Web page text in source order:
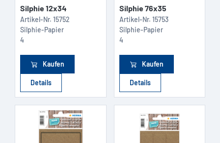
Silphie 12x34
Artikel-Nr. 15752
Silphie-Papier
4
Kaufen
Details
Silphie 76x35
Artikel-Nr. 15753
Silphie-Papier
4
Kaufen
Details